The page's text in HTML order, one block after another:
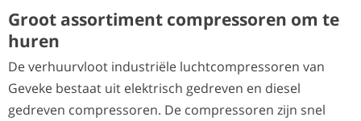
Groot assortiment compressoren om te
huren
De verhuurvloot industriële luchtcompressoren van
Geveke bestaat uit elektrisch gedreven en diesel
gedreven compressoren. De compressoren zijn snel